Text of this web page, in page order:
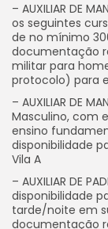
– AUXILIAR DE
os seguintes
de no mínimo
documentação
militar para
protocolo) para
– AUXILIAR DE
Masculino, com
ensino
disponibilidade
Vila A
– AUXILIAR DE
disponibilidade
tarde/noite em
documentação